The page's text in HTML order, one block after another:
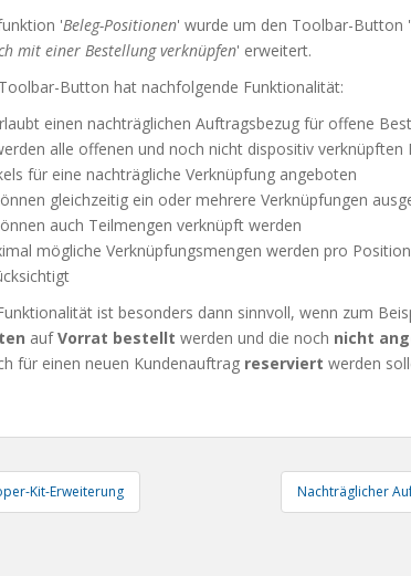
'Beleg-Positionen' wurde um den Toolbar-Button '
mit einer Bestellung verknüpfen' erweitert.
Button hat nachfolgende Funktionalität:
einen nachträglichen Auftragsbezug für offene
alle offenen und noch nicht dispositiv
für eine nachträgliche Verknüpfung angeboten
gleichzeitig ein oder mehrere Verknüpfungen
auch Teilmengen verknüpft werden
mögliche Verknüpfungsmengen werden pro
ist besonders dann sinnvoll, wenn zum
aufVorrat bestellt werden und die noch nicht
für einen neuen Kundenauftrag reserviert werden
Kit-Erweiterung Nachträglicher